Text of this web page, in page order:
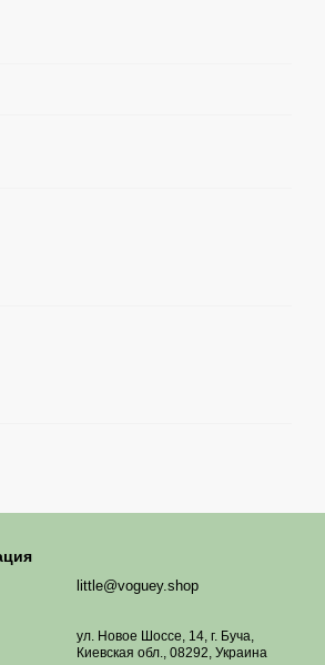
little@voguey.shop
ул. Новое Шоссе, 14, г. Буча,
Киевская обл., 08292, Украина